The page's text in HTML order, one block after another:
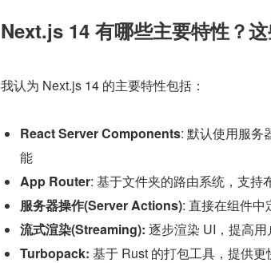
Next.js 14 有哪些主要特性？
我认为 Next.js 14 的主要特性包括：
React Server Components: 默认使用服务
能
App Router: 基于文件夹的路由系统，支
服务器操作(Server Actions): 直接在组件
流式渲染(Streaming): 逐步渲染 UI，提高
Turbopack: 基于 Rust 的打包工具，提供